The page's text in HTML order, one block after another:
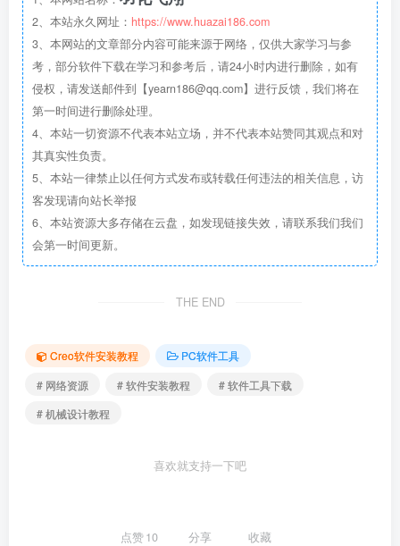
2、本站永久网址： https://www.huazai186.com
3、本网站的文章部分内容可能来源于网络，仅供大家学习与参
考，部分软件下载在学习和参考后，请24小时内进行删除，如有
侵权，请发送邮件到【yearn186@qq.com】进行反馈，我们将在
第一时间进行删除处理。
4、本站一切资源不代表本站立场，并不代表本站赞同其观点和对
其真实性负责。
5、本站一律禁止以任何方式发布或转载任何违法的相关信息，访
客发现请向站长举报
6、本站资源大多存储在云盘，如发现链接失效，请联系我们我们
会第一时间更新。
THE END
Creo软件安装教程
PC软件工具
# 网络资源
# 软件安装教程
# 软件工具下载
# 机械设计教程
喜欢就支持一下吧
点赞10 分享 收藏